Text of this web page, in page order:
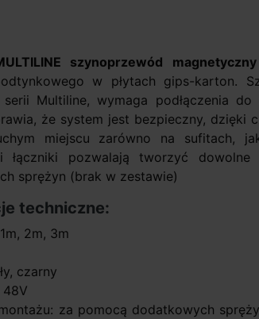
szynoprzewód
w płytach gips-karton.
Multiline, wymaga podłączenia
że system jest bezpieczny, dzięki
miejscu zarówno na sufitach,
łączniki pozwalają tworzyć dowolne
sprężyn (brak w zestawie)
techniczne:
2m, 3m
czarny
48V
za pomocą dodatkowych